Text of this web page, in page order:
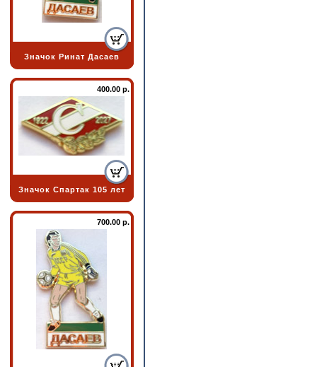
Значок Ринат Дасаев
400.00 р.
Значок Спартак 105 лет
700.00 р.